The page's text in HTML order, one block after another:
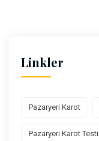
Linkler
Pazaryeri Karot
Pazaryeri Karot Testi